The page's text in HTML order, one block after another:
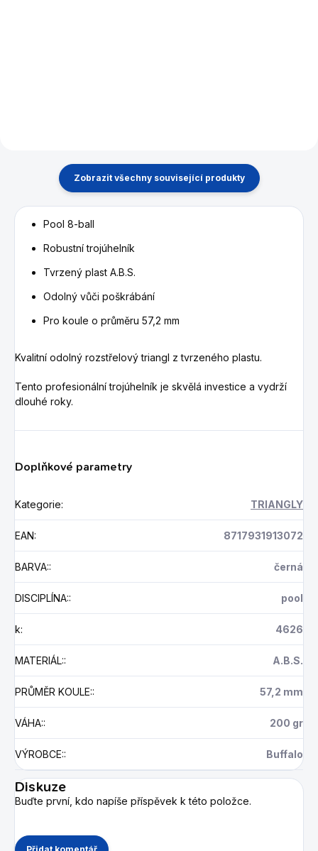
Zobrazit všechny související produkty
Pool 8-ball
Robustní trojúhelník
Tvrzený plast A.B.S.
Odolný vůči poškrábání
Pro koule o průměru 57,2 mm
Kvalitní odolný rozstřelový triangl z tvrzeného plastu.
Tento profesionální trojúhelník je skvělá investice a vydrží
dlouhé roky.
Doplňkové parametry
Kategorie: TRIANGLY
EAN: 8717931913072
BARVA:: černá
DISCIPLÍNA:: pool
k: 4626
MATERIÁL:: A.B.S.
PRŮMĚR KOULE:: 57,2 mm
VÁHA:: 200 gr
VÝROBCE:: Buffalo
Diskuze
Buďte první, kdo napíše příspěvek k této položce.